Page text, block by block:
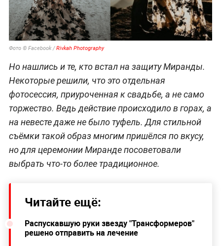
Фото © Facebook /Rivkah Photography
Но нашлись и те, кто встал на защиту Миранды.
Некоторые решили, что это отдельная
фотосессия, приуроченная к свадьбе, а не само
торжество. Ведь действие происходило в горах, а
на невесте даже не было туфель. Для стильной
съёмки такой образ многим пришёлся по вкусу,
но для церемонии Миранде посоветовали
выбрать что-то более традиционное.
Читайте ещё:
Распускавшую руки звезду "Трансформеров"
решено отправить на лечение